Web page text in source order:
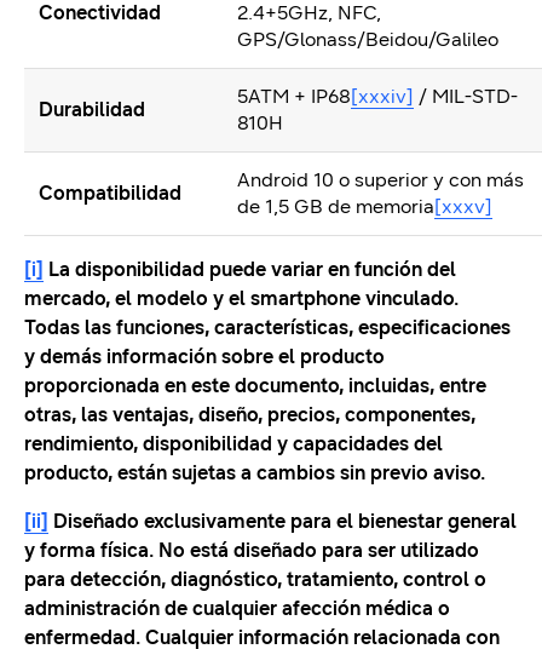
Conectividad
2.4+5GHz, NFC,
GPS/Glonass/Beidou/Galileo
Durabilidad
5ATM + IP68[xxxiv] / MIL-STD-
810H
Compatibilidad
Android 10 o superior y con más
de 1,5 GB de memoria[xxxv]
[i] La disponibilidad puede variar en función del
mercado, el modelo y el smartphone vinculado.
Todas las funciones, características, especificaciones
y demás información sobre el producto
proporcionada en este documento, incluidas, entre
otras, las ventajas, diseño, precios, componentes,
rendimiento, disponibilidad y capacidades del
producto, están sujetas a cambios sin previo aviso.
[ii] Diseñado exclusivamente para el bienestar general
y forma física. No está diseñado para ser utilizado
para detección, diagnóstico, tratamiento, control o
administración de cualquier afección médica o
enfermedad. Cualquier información relacionada con